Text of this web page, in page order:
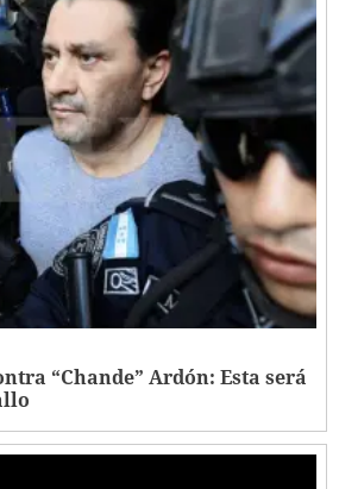
“Chande” Ardón: Esta será